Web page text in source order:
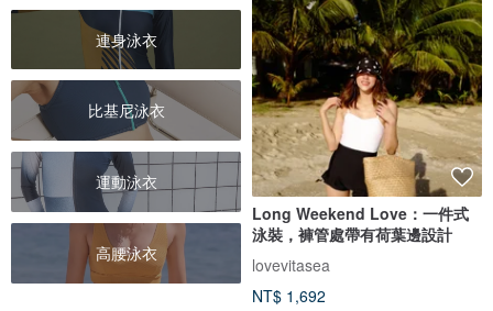
連身泳衣
比基尼泳衣
運動泳衣
高腰泳衣
Long Weekend Love：一件式
泳裝，褲管處帶有荷葉邊設計
lovevitasea
NT$ 1,692